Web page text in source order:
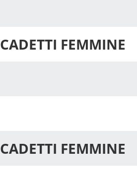
CADETTI FEMMINE
CADETTI FEMMINE